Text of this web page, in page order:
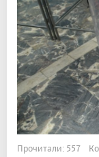
Прочитали: 557